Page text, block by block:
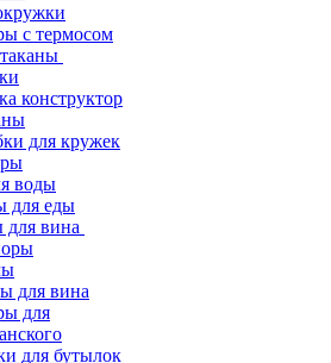
с термосом
конструктор
для кружек
воды
для еды
для вина
для вина
для
для бутылок